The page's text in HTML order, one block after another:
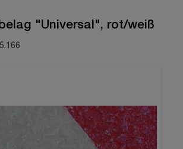
"Universal", rot/weiß